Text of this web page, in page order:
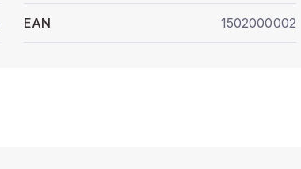
EAN 1502000002